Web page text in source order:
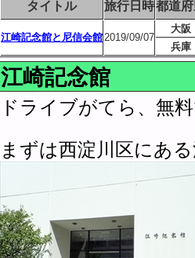
タイトル 旅行日時都道
江崎記念館と尼信会館2019/09/07
大阪
兵庫
江崎記念館
ドライブがてら、無
まずは西淀川区にあ